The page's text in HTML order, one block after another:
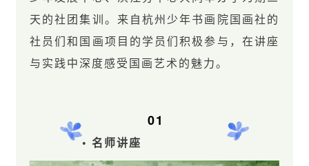
天的社团集训。来自杭州少年书画院国画社的
社员们和国画项目的学员们积极参与，在讲座
与实践中深度感受国画艺术的魅力。
01
• 名师讲座